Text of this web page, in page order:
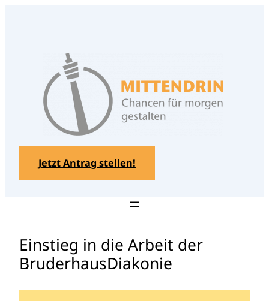
Jetzt Antrag stellen!
Einstieg in die Arbeit der
BruderhausDiakonie